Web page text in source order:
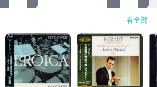
看全部